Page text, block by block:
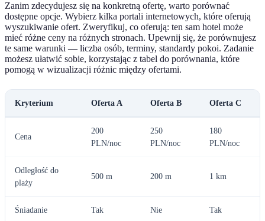
Zanim zdecydujesz się na konkretną ofertę, warto porównać
dostępne opcje. Wybierz kilka portali internetowych, które oferują
wyszukiwanie ofert. Zweryfikuj, co oferują: ten sam hotel może
mieć różne ceny na różnych stronach. Upewnij się, że porównujesz
te same warunki — liczba osób, terminy, standardy pokoi. Zadanie
możesz ułatwić sobie, korzystając z tabel do porównania, które
pomogą w wizualizacji różnic między ofertami.
Kryterium Oferta A Oferta B Oferta C
Cena
200
PLN/noc
250
PLN/noc
180
PLN/noc
Odległość do
plaży
500 m 200 m 1 km
Śniadanie Tak Nie Tak